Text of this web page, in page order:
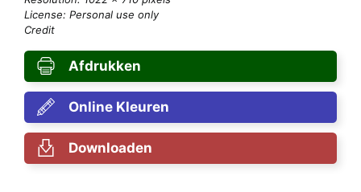
License: Personal use only
Credit
Afdrukken
Online Kleuren
Downloaden